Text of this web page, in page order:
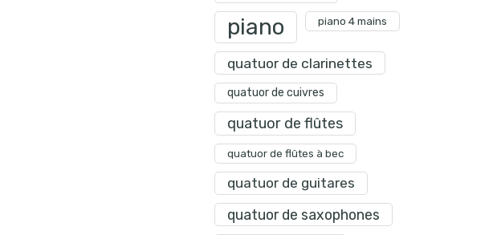
piano piano 4 mains
quatuor de clarinettes
quatuor de cuivres
quatuor de flûtes
quatuor de flûtes à bec
quatuor de guitares
quatuor de saxophones